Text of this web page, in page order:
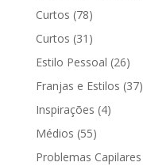
Curtos (78)
Curtos (31)
Estilo Pessoal (26)
Franjas e Estilos (37)
Inspirações (4)
Médios (55)
Problemas Capilares